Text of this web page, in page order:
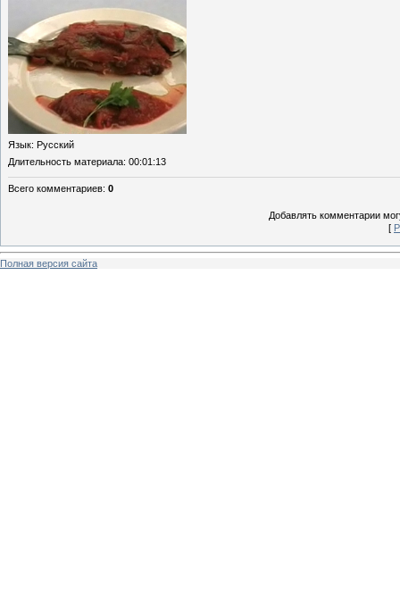
Язык: Русский
Длительность материала: 00:01:13
Всего комментариев: 0
Добавлять комментарии
[
Полная версия сайта